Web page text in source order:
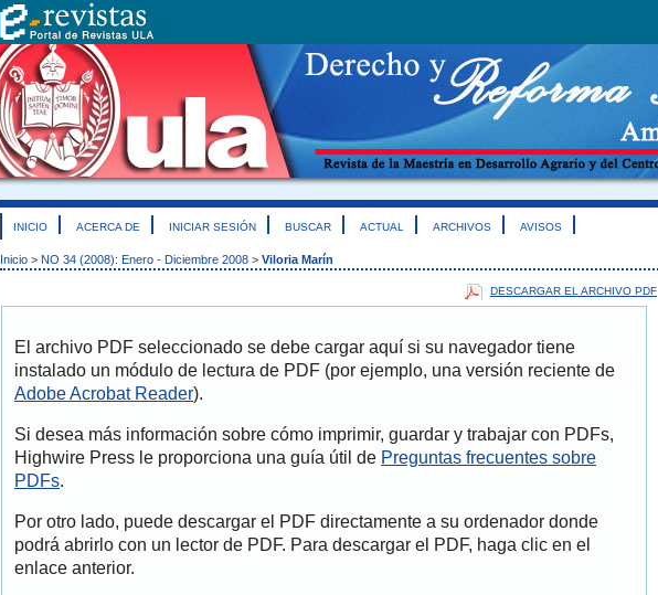
INICIO ACERCA DE INICIAR SESIÓN BUSCAR ACTUAL ARCHIVOS AVISOS
Inicio > NO 34 (2008): Enero - Diciembre 2008 > Viloria Marín
DESCARGAR EL ARCHIVO PDF
El archivo PDF seleccionado se debe cargar aquí si su navegador tiene
instalado un módulo de lectura de PDF (por ejemplo, una versión reciente de
Adobe Acrobat Reader).
Si desea más información sobre cómo imprimir, guardar y trabajar con PDFs,
Highwire Press le proporciona una guía útil de Preguntas frecuentes sobre
PDFs.
Por otro lado, puede descargar el PDF directamente a su ordenador donde
podrá abrirlo con un lector de PDF. Para descargar el PDF, haga clic en el
enlace anterior.